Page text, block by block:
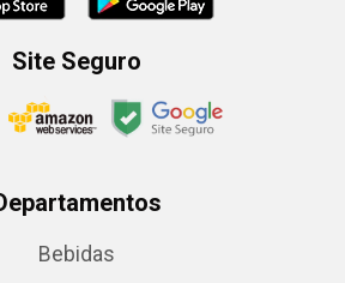
Site Seguro
Bebidas